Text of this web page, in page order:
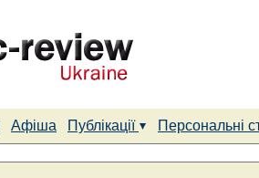
Афіша Публікації
Персональні